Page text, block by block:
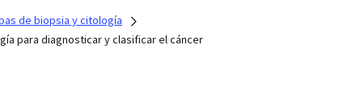
de biopsia y citología
para diagnosticar y clasificar el cáncer